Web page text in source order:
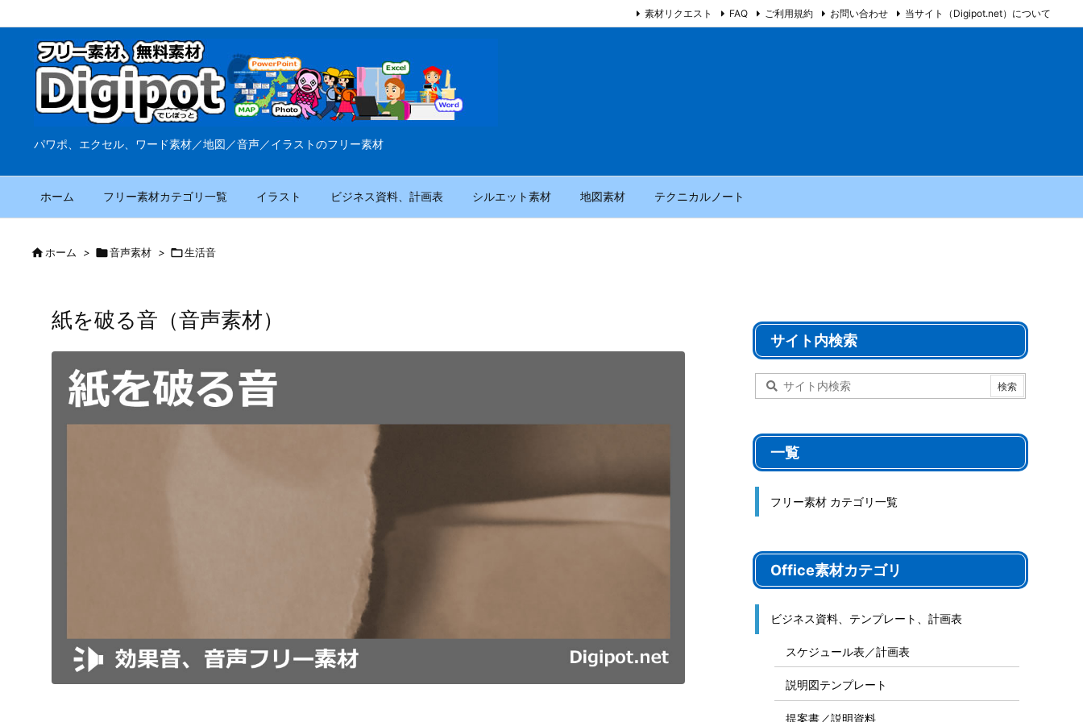
パワポ、エクセル、ワード素材／地図／音声／イラストのフリー素材
ホーム フリー素材カテゴリ一覧 イラスト ビジネス資料、計画表 シルエット素材 地図素材 テクニカルノート
素材リクエスト FAQ ご利用規約 お問い合わせ 当サイト（Digipot.net）について
ホーム > 音声素材 > 生活音
紙を破る音（音声素材）
サイト内検索
一覧
フリー素材 カテゴリ一覧
Office素材カテゴリ
ビジネス資料、テンプレート、計画表
スケジュール表／計画表
説明図テンプレート
提案書／説明資料